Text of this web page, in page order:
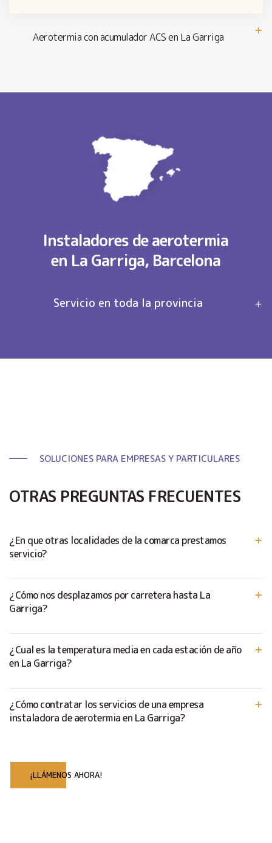
Aerotermia con acumulador ACS en La Garriga
Instaladores de aerotermia
en La Garriga, Barcelona
Servicio en toda la provincia
SOLUCIONES PARA EMPRESAS Y PARTICULARES
OTRAS PREGUNTAS FRECUENTES
¿En que otras localidades de la comarca prestamos
servicio?
¿Cómo nos desplazamos por carretera hasta La
Garriga?
¿Cual es la temperatura media en cada estación de año
en La Garriga?
¿Cómo contratar los servicios de una empresa
instaladora de aerotermia en La Garriga?
¡LLÁMENOS AHORA!